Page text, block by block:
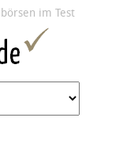
im Test